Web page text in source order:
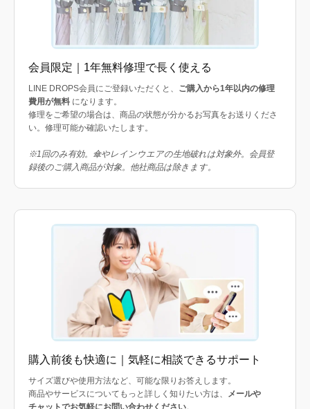
会員限定｜1年無料修理で長く使える
LINE DROPS会員にご登録いただくと、 ご購入から1年以内の修理
費用が無料 になります。
修理をご希望の場合は、商品の状態が分かるお写真をお送りくださ
い。修理可能か確認いたします。
※1回のみ有効。傘やレインウエアの生地破れは対象外。会員登
録後のご購入商品が対象。他社商品は除きます。
購入前後も快適に｜気軽に相談できるサポート
サイズ選びや使用方法など、可能な限りお答えします。
商品やサービスについてもっと詳しく知りたい方は、
メールや
チャットでお気軽にお問い合わせください。